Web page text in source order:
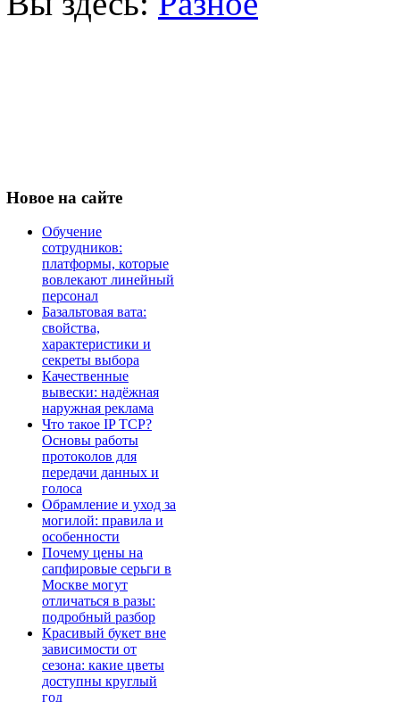
Новое на сайте
Обучение
сотрудников:
платформы, которые
вовлекают линейный
персонал
Базальтовая вата:
свойства,
характеристики и
секреты выбора
Качественные
вывески: надёжная
наружная реклама
Что такое IP TCP?
Основы работы
протоколов для
передачи данных и
голоса
Обрамление и уход за
могилой: правила и
особенности
Почему цены на
сапфировые серьги в
Москве могут
отличаться в разы:
подробный разбор
Красивый букет вне
зависимости от
сезона: какие цветы
доступны круглый
год